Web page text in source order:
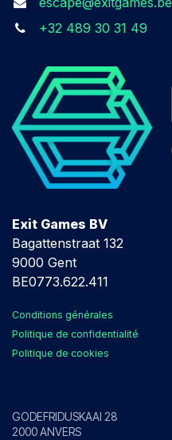
+32 489 30 31 49
Exit Games BV
Bagattenstraat 132
9000 Gent
BE0773.622.411
Conditions générales
Politique de confidentialité
Politique de cookies
GODEFRIDUSKAAI 28
2000 ANVERS